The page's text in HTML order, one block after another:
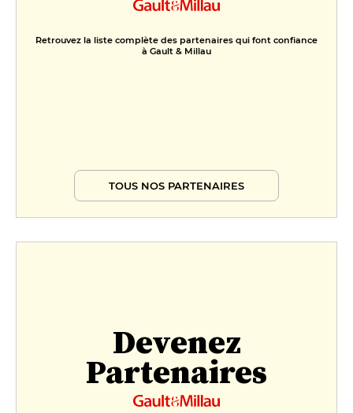
Retrouvez la liste complète des partenaires qui font confiance
à Gault & Millau
TOUS NOS PARTENAIRES
Devenez
Partenaires